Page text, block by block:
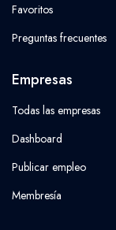
Favoritos
Preguntas frecuentes
Empresas
Todas las empresas
Dashboard
Publicar empleo
Membresía